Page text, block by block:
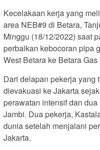
Kecelakaan kerja yang
area NEB#9 di Betara,
Minggu (18/12/2022) saat
perbaikan kebocoran pipa
West Betara ke Betara
Dari delapan pekerja yang
dievakuasi ke Jakarta
perawatan intensif dan
Jambi. Dua pekerja,
dunia setelah menjalani
Jakarta.